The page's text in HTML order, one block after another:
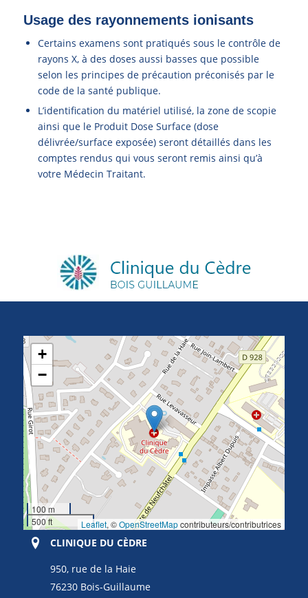
Usage des rayonnements ionisants
Certains examens sont pratiqués sous le contrôle de
rayons X, à des doses aussi basses que possible
selon les principes de précaution préconisés par le
code de la santé publique.
L’identification du matériel utilisé, la zone de scopie
ainsi que le Produit Dose Surface (dose
délivrée/surface exposée) seront détaillés dans les
comptes rendus qui vous seront remis ainsi qu’à
votre Médecin Traitant.
+
−
100 m
500 ft
Leaflet, ©OpenStreetMapcontributeurs/contributrices
CLINIQUE DU CÈDRE
950, rue de la Haie
76230 Bois-Guillaume